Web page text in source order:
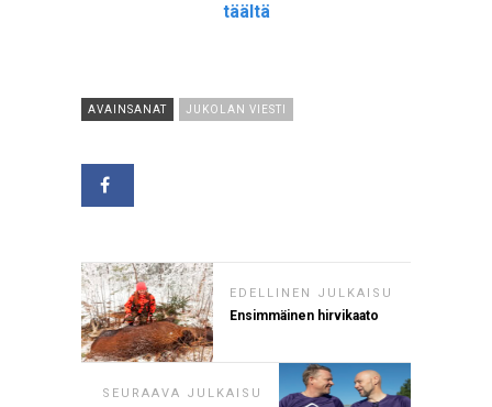
täältä
AVAINSANAT JUKOLAN VIESTI
EDELLINEN JULKAISU
Ensimmäinen hirvikaato
SEURAAVA JULKAISU